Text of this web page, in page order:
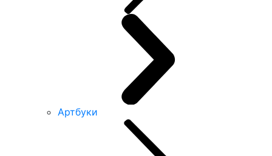
Артбуки